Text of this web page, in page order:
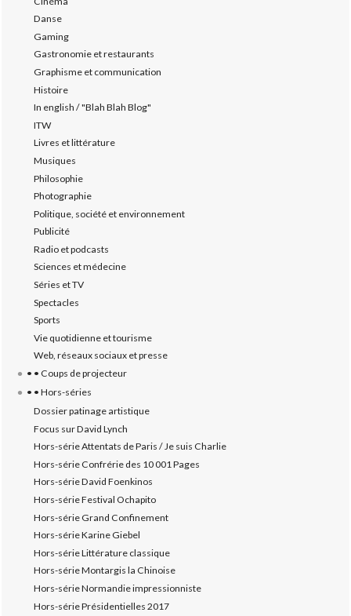
Danse
Gaming
Gastronomie et restaurants
Graphisme et communication
Histoire
In english / "Blah Blah Blog"
ITW
Livres et littérature
Musiques
Philosophie
Photographie
Politique, société et environnement
Publicité
Radio et podcasts
Sciences et médecine
Séries et TV
Spectacles
Sports
Vie quotidienne et tourisme
Web, réseaux sociaux et presse
• • Coups de projecteur
• • Hors-séries
Dossier patinage artistique
Focus sur David Lynch
Hors-série Attentats de Paris / Je suis Charlie
Hors-série Confrérie des 10 001 Pages
Hors-série David Foenkinos
Hors-série Festival Ochapito
Hors-série Grand Confinement
Hors-série Karine Giebel
Hors-série Littérature classique
Hors-série Montargis la Chinoise
Hors-série Normandie impressionniste
Hors-série Présidentielles 2017